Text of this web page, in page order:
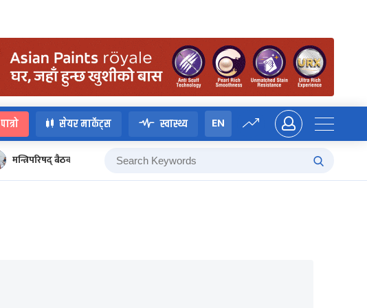
पात्रो सेयर मार्केट्स स्वास्थ्य EN
मन्त्रिपरिषद् बैठक